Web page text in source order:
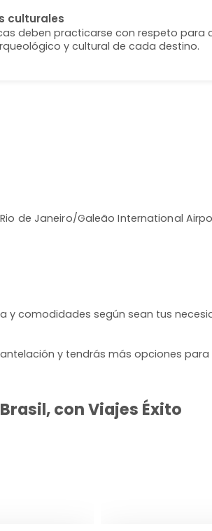
culturales
deben practicarse con respeto para
y cultural de cada destino.
Rio de Janeiro/Galeão International
y comodidades según sean tus
y tendrás más opciones para
con Viajes Éxito